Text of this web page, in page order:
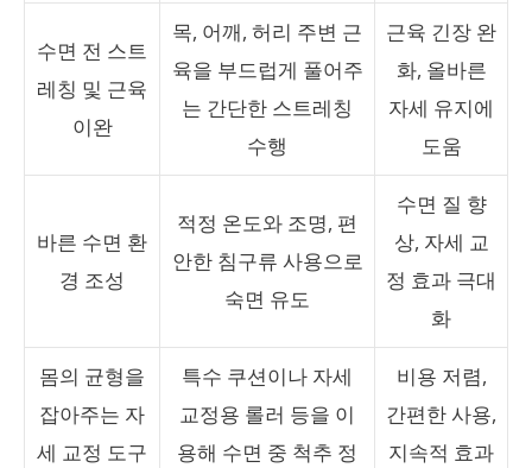
수면 전 스트
레칭 및 근육
이완
목, 어깨, 허리 주변 근
육을 부드럽게 풀어주
는 간단한 스트레칭
수행
근육 긴장 완
화, 올바른
자세 유지에
도움
바른 수면 환
경 조성
적정 온도와 조명, 편
안한 침구류 사용으로
숙면 유도
수면 질 향
상, 자세 교
정 효과 극대
화
몸의 균형을
잡아주는 자
세 교정 도구
특수 쿠션이나 자세
교정용 롤러 등을 이
용해 수면 중 척추 정
비용 저렴,
간편한 사용,
지속적 효과